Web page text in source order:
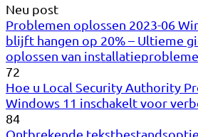
Neu post
Problemen oplossen 2023-06
blijft hangen op 20% – Ultieme
oplossen van
72
Hoe u Local Security Authority
Windows 11 inschakelt voor
84
Ontbrekende